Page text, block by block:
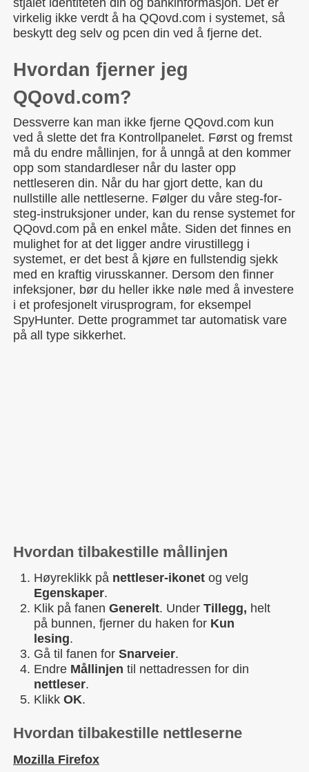
stjålet identiteten din og bankinformasjon. Det er
virkelig ikke verdt å ha QQovd.com i systemet, så
beskytt deg selv og pcen din ved å fjerne det.
Hvordan fjerner jeg
QQovd.com?
Dessverre kan man ikke fjerne QQovd.com kun
ved å slette det fra Kontrollpanelet. Først og fremst
må du endre mållinjen, for å unngå at den kommer
opp som standardleser når du laster opp
nettleseren din. Når du har gjort dette, kan du
nullstille alle nettleserne. Følger du våre steg-for-
steg-instruksjoner under, kan du rense systemet for
QQovd.com på en enkel måte. Siden det finnes en
mulighet for at det ligger andre virustillegg i
systemet, er det best å kjøre en fullstendig sjekk
med en kraftig virusskanner. Dersom den finner
infeksjoner, bør du heller ikke nøle med å investere
i et profesjonelt virusprogram, for eksempel
SpyHunter. Dette programmet tar automatisk vare
på all type sikkerhet.
Hvordan tilbakestille mållinjen
Høyreklikk på nettleser-ikonet og velg
Egenskaper.
Klik på fanen Generelt. Under Tillegg, helt
på bunnen, fjerner du haken for Kun
lesing.
Gå til fanen for Snarveier.
Endre Mållinjen til nettadressen for din
nettleser.
Klikk OK.
Hvordan tilbakestille nettleserne
Mozilla Firefox